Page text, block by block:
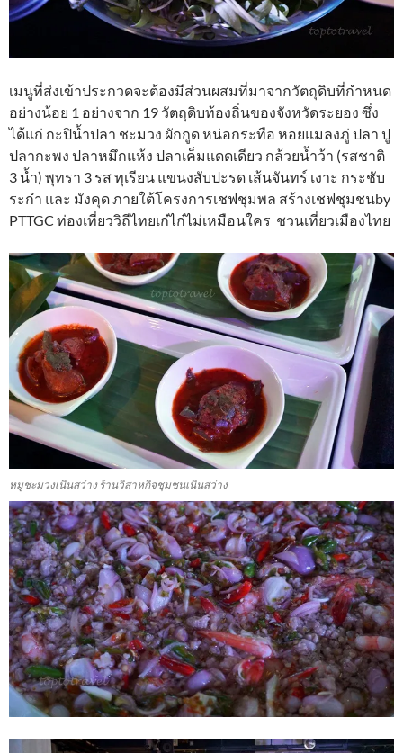
เมนูที่ส่งเข้าประกวดจะต้องมีส่วนผสมที่มาจากวัตถุดิบที่กำหนด
อย่างน้อย 1 อย่างจาก 19 วัตถุดิบท้องถิ่นของจังหวัดระยอง ซึ่ง
ได้แก่ กะปิน้ำปลา ชะมวง ผักกูด หน่อกระทือ หอยแมลงภู่ ปลา ปู
ปลากะพง ปลาหมึกแห้ง ปลาเค็มแดดเดียว กล้วยน้ำว้า (รสชาติ
3 น้ำ) พุทรา 3 รส ทุเรียน แขนงสับปะรด เส้นจันทร์ เงาะ กระชับ
ระกำ และ มังคุด ภายใต้โครงการเชฟชุมพล สร้างเชฟชุมชนby
PTTGC ท่องเที่ยววิถีไทยเก๋ไก๋ไม่เหมือนใคร ชวนเที่ยวเมืองไทย
หมูชะมวงเนินสว่าง ร้านวิสาหกิจชุมชนเนินสว่าง